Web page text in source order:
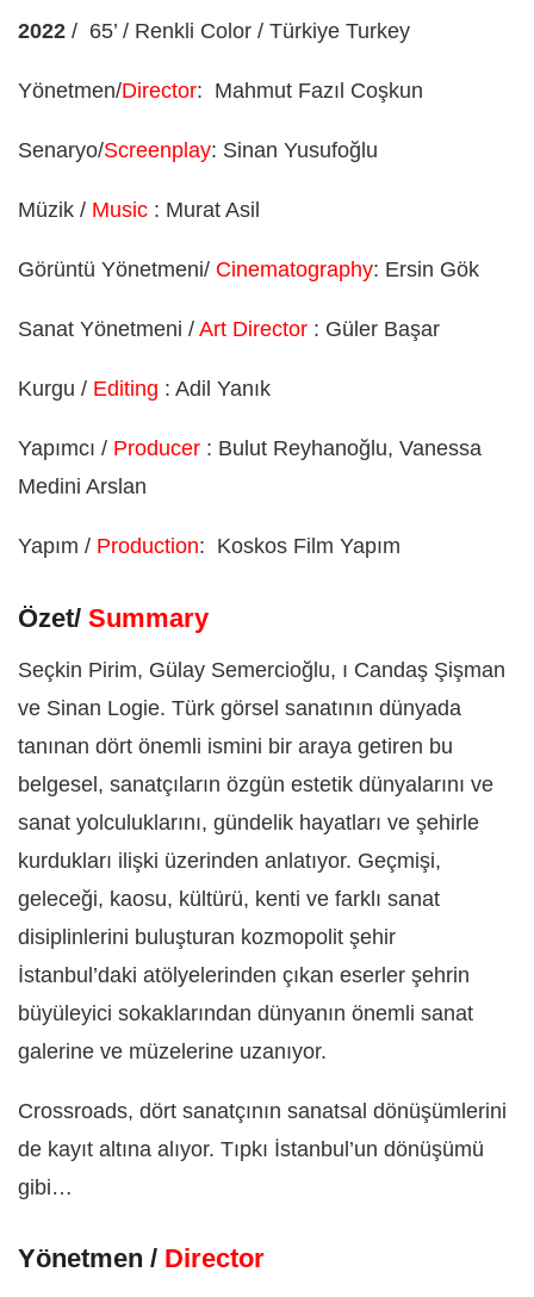
2022 / 65’ / Renkli Color / Türkiye Turkey
Yönetmen/Director: Mahmut Fazıl Coşkun
Senaryo/Screenplay: Sinan Yusufoğlu
Müzik / Music : Murat Asil
Görüntü Yönetmeni/ Cinematography: Ersin Gök
Sanat Yönetmeni / Art Director : Güler Başar
Kurgu / Editing : Adil Yanık
Yapımcı / Producer : Bulut Reyhanoğlu, Vanessa
Medini Arslan
Yapım / Production: Koskos Film Yapım
Özet/ Summary
Seçkin Pirim, Gülay Semercioğlu, ı Candaş Şişman
ve Sinan Logie. Türk görsel sanatının dünyada
tanınan dört önemli ismini bir araya getiren bu
belgesel, sanatçıların özgün estetik dünyalarını ve
sanat yolculuklarını, gündelik hayatları ve şehirle
kurdukları ilişki üzerinden anlatıyor. Geçmişi,
geleceği, kaosu, kültürü, kenti ve farklı sanat
disiplinlerini buluşturan kozmopolit şehir
İstanbul’daki atölyelerinden çıkan eserler şehrin
büyüleyici sokaklarından dünyanın önemli sanat
galerine ve müzelerine uzanıyor.
Crossroads, dört sanatçının sanatsal dönüşümlerini
de kayıt altına alıyor. Tıpkı İstanbul’un dönüşümü
gibi…
Yönetmen / Director